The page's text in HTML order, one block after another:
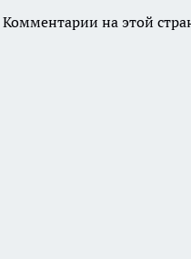
Комментарии на этой